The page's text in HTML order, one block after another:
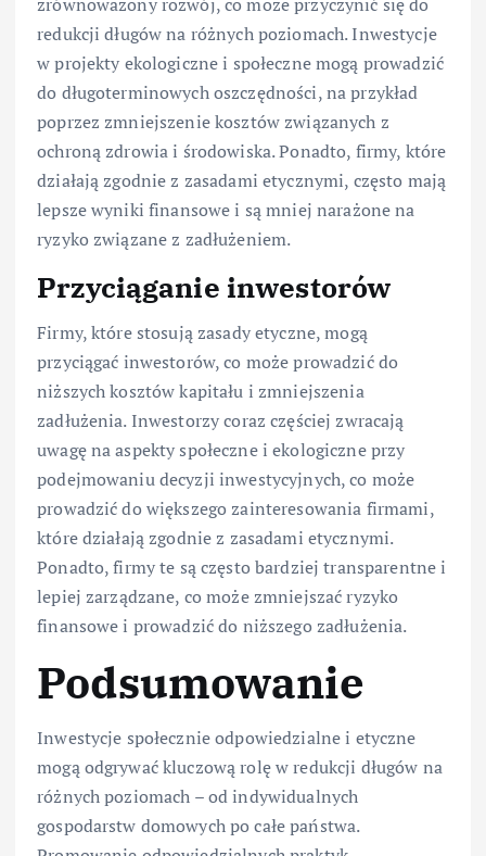
redukcji długów na różnych poziomach. Inwestycje
w projekty ekologiczne i społeczne mogą prowadzić
do długoterminowych oszczędności, na przykład
poprzez zmniejszenie kosztów związanych z
ochroną zdrowia i środowiska. Ponadto, firmy, które
działają zgodnie z zasadami etycznymi, często mają
lepsze wyniki finansowe i są mniej narażone na
ryzyko związane z zadłużeniem.
Przyciąganie inwestorów
Firmy, które stosują zasady etyczne, mogą
przyciągać inwestorów, co może prowadzić do
niższych kosztów kapitału i zmniejszenia
zadłużenia. Inwestorzy coraz częściej zwracają
uwagę na aspekty społeczne i ekologiczne przy
podejmowaniu decyzji inwestycyjnych, co może
prowadzić do większego zainteresowania firmami,
które działają zgodnie z zasadami etycznymi.
Ponadto, firmy te są często bardziej transparentne i
lepiej zarządzane, co może zmniejszać ryzyko
finansowe i prowadzić do niższego zadłużenia.
Podsumowanie
Inwestycje społecznie odpowiedzialne i etyczne
mogą odgrywać kluczową rolę w redukcji długów na
różnych poziomach – od indywidualnych
gospodarstw domowych po całe państwa.